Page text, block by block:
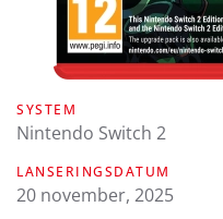
SYSTEM
Nintendo Switch 2
LANSERINGSDATUM
20 november, 2025